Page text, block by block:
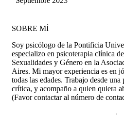
ver las cosas desde varios puntos
mejor, paso a paso.
SOBRE MÍ
Soy psicólogo de la Pontificia
especializo en psicoterapia clínica
Sexualidades y Género en la
Aires. Mi mayor experiencia es en
todas las edades. Trabajo desde
crítica, y acompaño a quien quiera
(Favor contactar al número de